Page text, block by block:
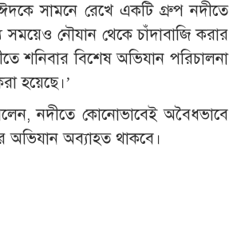
সামনে রেখে একটি গ্রুপ নদীতে
নৌযান থেকে চাঁদাবাজি করার
শনিবার বিশেষ অভিযান পরিচালনা
হয়েছে।’
নদীতে কোনোভাবেই অবৈধভাবে
অভিযান অব্যাহত থাকবে।